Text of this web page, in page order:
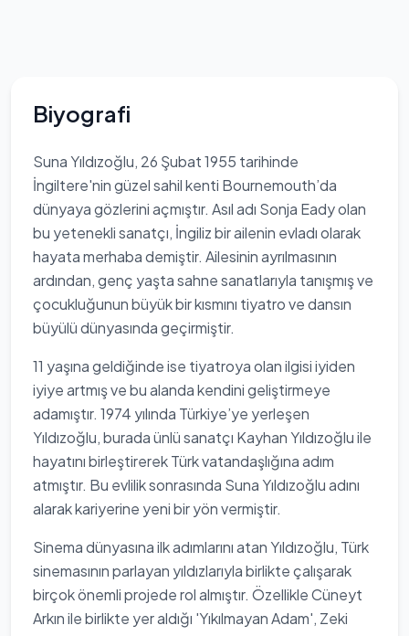
Biyografi
Suna Yıldızoğlu, 26 Şubat 1955 tarihinde
İngiltere'nin güzel sahil kenti Bournemouth’da
dünyaya gözlerini açmıştır. Asıl adı Sonja Eady olan
bu yetenekli sanatçı, İngiliz bir ailenin evladı olarak
hayata merhaba demiştir. Ailesinin ayrılmasının
ardından, genç yaşta sahne sanatlarıyla tanışmış ve
çocukluğunun büyük bir kısmını tiyatro ve dansın
büyülü dünyasında geçirmiştir.
11 yaşına geldiğinde ise tiyatroya olan ilgisi iyiden
iyiye artmış ve bu alanda kendini geliştirmeye
adamıştır. 1974 yılında Türkiye’ye yerleşen
Yıldızoğlu, burada ünlü sanatçı Kayhan Yıldızoğlu ile
hayatını birleştirerek Türk vatandaşlığına adım
atmıştır. Bu evlilik sonrasında Suna Yıldızoğlu adını
alarak kariyerine yeni bir yön vermiştir.
Sinema dünyasına ilk adımlarını atan Yıldızoğlu, Türk
sinemasının parlayan yıldızlarıyla birlikte çalışarak
birçok önemli projede rol almıştır. Özellikle Cüneyt
Arkın ile birlikte yer aldığı 'Yıkılmayan Adam', Zeki